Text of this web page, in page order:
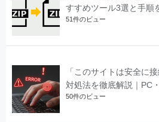
すすめツール3選と手順
51件のビュー
「このサイトは安全に
対処法を徹底解説｜PC
50件のビュー